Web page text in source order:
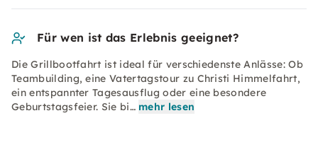
Für wen ist das Erlebnis geeignet?
Die Grillbootfahrt ist ideal für verschiedenste Anlässe: Ob
Teambuilding, eine Vatertagstour zu Christi Himmelfahrt,
ein entspannter Tagesausflug oder eine besondere
Geburtstagsfeier. Sie bi… mehr lesen